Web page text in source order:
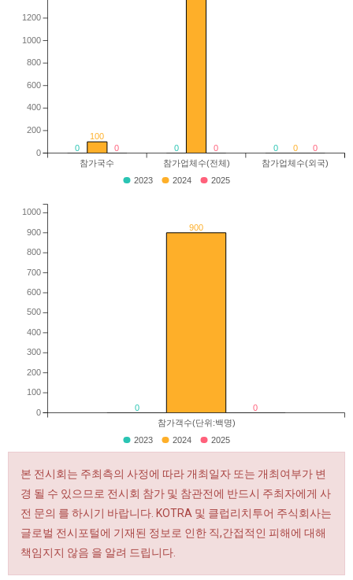
0 0 0
100
0
0 0 0
참가국수 참가업체수(전체) 참가업체수(외국)
0
200
400
600
800
1000
1200
2023 2024 2025
0
900
0
참가객수(단위:백명)
0
100
200
300
400
500
600
700
800
900
1000
2023 2024 2025
본 전시회는 주최측의 사정에 따라 개최일자 또는 개최여부가 변
경 될 수 있으므로 전시회 참가 및 참관전에 반드시 주최자에게 사
전 문의 를 하시기 바랍니다. KOTRA 및 클럽리치투어 주식회사는
글로벌 전시포털에 기재된 정보로 인한 직,간접적인 피해에 대해
책임지지 않음 을 알려 드립니다.